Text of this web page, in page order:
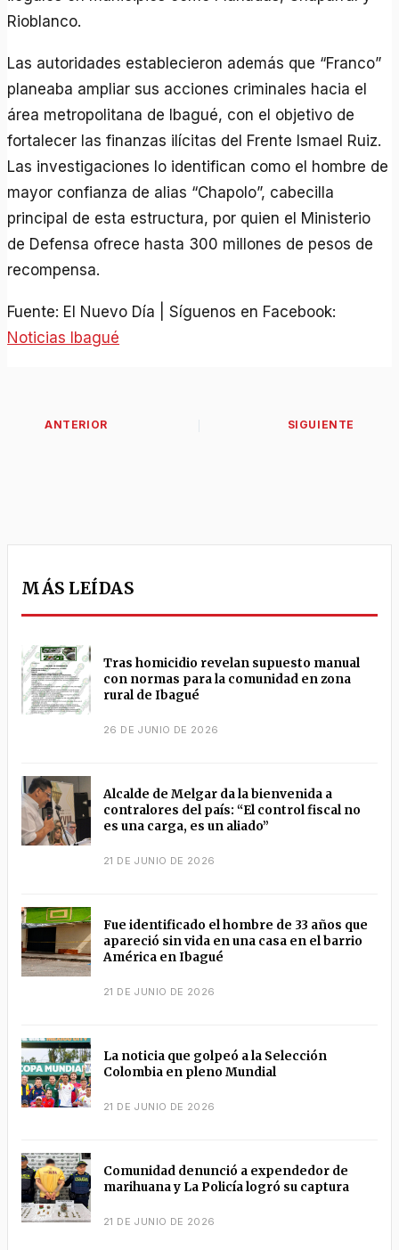
Rioblanco.
Las autoridades establecieron además que “Franco”
planeaba ampliar sus acciones criminales hacia el
área metropolitana de Ibagué, con el objetivo de
fortalecer las finanzas ilícitas del Frente Ismael Ruiz.
Las investigaciones lo identifican como el hombre de
mayor confianza de alias “Chapolo”, cabecilla
principal de esta estructura, por quien el Ministerio
de Defensa ofrece hasta 300 millones de pesos de
recompensa.
Fuente: El Nuevo Día | Síguenos en Facebook:
Noticias Ibagué
MÁS LEÍDAS
Tras homicidio revelan supuesto manual
con normas para la comunidad en zona
rural de Ibagué
26 DE JUNIO DE 2026
Alcalde de Melgar da la bienvenida a
contralores del país: “El control fiscal no
es una carga, es un aliado”
21 DE JUNIO DE 2026
Fue identificado el hombre de 33 años que
apareció sin vida en una casa en el barrio
América en Ibagué
21 DE JUNIO DE 2026
La noticia que golpeó a la Selección
Colombia en pleno Mundial
21 DE JUNIO DE 2026
Comunidad denunció a expendedor de
marihuana y La Policía logró su captura
21 DE JUNIO DE 2026